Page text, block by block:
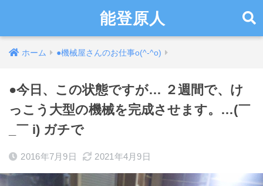
能登原人
ホーム ●機械屋さんのお仕事o(^-^o)
●今日、この状態ですが… ２週間で、け
っこう大型の機械を完成させます。…(￣
_￣ i) ガチで
2016年7月9日 2021年4月9日